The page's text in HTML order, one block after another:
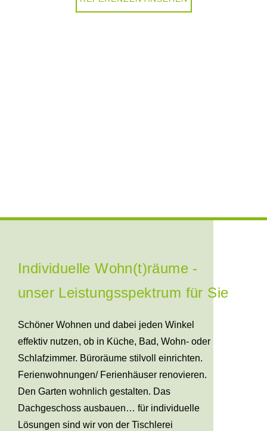
Individuelle Wohn(t)räume -
unser Leistungsspektrum für Sie
Schöner Wohnen und dabei jeden Winkel
effektiv nutzen, ob in Küche, Bad, Wohn- oder
Schlafzimmer. Büroräume stilvoll einrichten.
Ferienwohnungen/ Ferienhäuser renovieren.
Den Garten wohnlich gestalten. Das
Dachgeschoss ausbauen… für individuelle
Lösungen sind wir von der Tischlerei